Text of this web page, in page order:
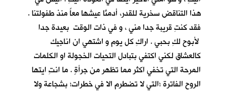
هذا التناقض سخرية للقدر، أدمنَّا عيشها معاً منذ طفولتنا .
فقد كنتِ قريبة جدا مني ، و في ذات الوقت بعيدة جدا
لأبوح لكِ بحبي . اراكِ كل يوم و اشتهي ان اناجيك
كالعشاق لكني اكتفي بتبادل التحيات الخجولة او الكلمات
المرحة التي تخفي اكثر مما تظهر من جرأةٍ . ما انتِ ايتها
الروح الفاترة ؛التي لا تضطرم الا في خطرات؛ بشجاعة ولا